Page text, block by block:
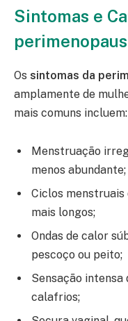
Sintomas e
Os sintomas da
amplamente de
mais comuns incluem:
Menstruação
menos abundante;
Ciclos menstruais
mais longos;
Ondas de calor
pescoço ou peito;
Sensação intensa
calafrios;